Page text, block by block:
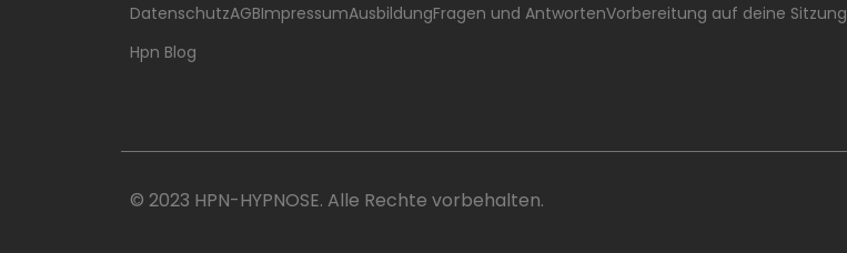
DatenschutzAGBImpressumAusbildungFragen und AntwortenVorbereitung auf deine Sitzung
Hpn Blog
© 2023 HPN-HYPNOSE. Alle Rechte vorbehalten.